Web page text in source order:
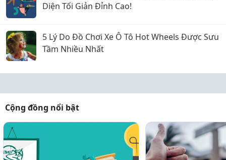
Diện Tối Giản Đỉnh Cao!
5 Lý Do Đồ Chơi Xe Ô Tô Hot Wheels Được Sưu
Tầm Nhiều Nhất
Cộng đồng nổi bật